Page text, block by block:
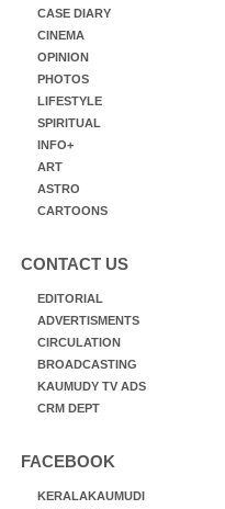
CASE DIARY
CINEMA
OPINION
PHOTOS
LIFESTYLE
SPIRITUAL
INFO+
ART
ASTRO
CARTOONS
CONTACT US
EDITORIAL
ADVERTISMENTS
CIRCULATION
BROADCASTING
KAUMUDY TV ADS
CRM DEPT
FACEBOOK
KERALAKAUMUDI